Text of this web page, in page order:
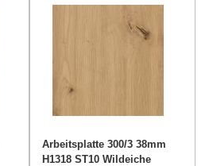
Arbeitsplatte 300/3 38mm
H1318 ST10 Wildeiche